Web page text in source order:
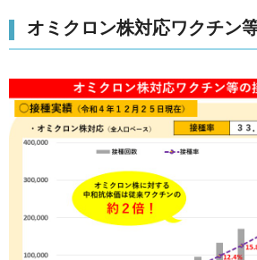
オミクロン株対応ワクチン